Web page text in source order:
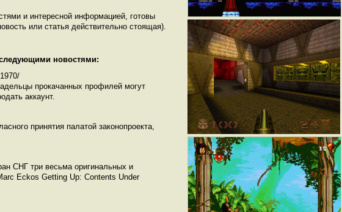
и интересной информацией, готовы
или статья действительно стоящая).
новостями:
прокачанных профилей могут
аккаунт.
принятия палатой законопроекта,
СНГ три весьма оригинальных и
Eckos Getting Up: Contents Under